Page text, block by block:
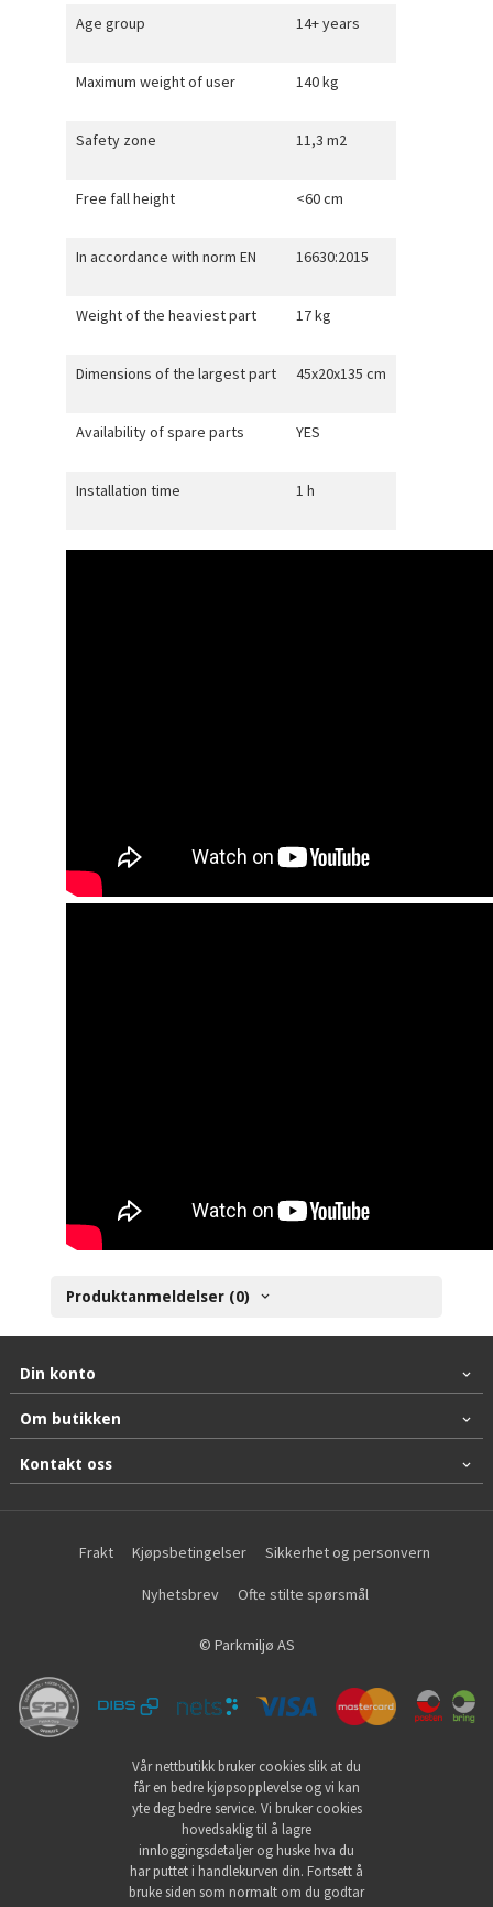
Age group 14+ years
Maximum weight of user 140 kg
Safety zone 11,3 m2
Free fall height <60 cm
In accordance with norm EN 16630:2015
Weight of the heaviest part 17 kg
Dimensions of the largest part 45x20x135 cm
Availability of spare parts YES
Installation time 1 h
Produktanmeldelser (0)
Din konto
Om butikken
Kontakt oss
Frakt Kjøpsbetingelser Sikkerhet og personvern
Nyhetsbrev Ofte stilte spørsmål
© Parkmiljø AS
Vår nettbutikk bruker cookies slik at du
får en bedre kjøpsopplevelse og vi kan
yte deg bedre service. Vi bruker cookies
hovedsaklig til å lagre
innloggingsdetaljer og huske hva du
har puttet i handlekurven din. Fortsett å
bruke siden som normalt om du godtar